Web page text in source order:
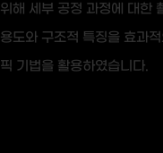
위해 세부 공정 과정에 대한
용도와 구조적 특징을 효과
픽 기법을 활용하였습니다.